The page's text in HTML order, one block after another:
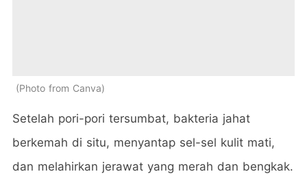
Photo from Canva
Setelah pori-pori tersumbat, bakteria jahat
berkemah di situ, menyantap sel-sel kulit mati,
dan melahirkan jerawat yang merah dan bengkak.